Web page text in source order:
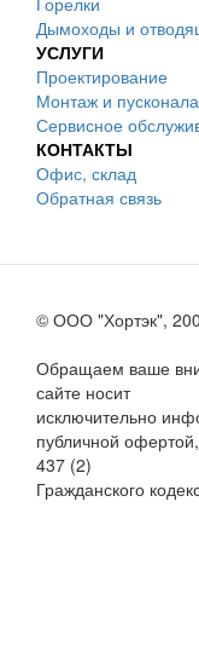
Дымоходы и
УСЛУГИ
Проектирование
Монтаж и
Сервисное
КОНТАКТЫ
Офис, склад
Обратная связь
© ООО "Хортэк",
Обращаем ваше
сайте носит
исключительно
публичной
437 (2)
Гражданского